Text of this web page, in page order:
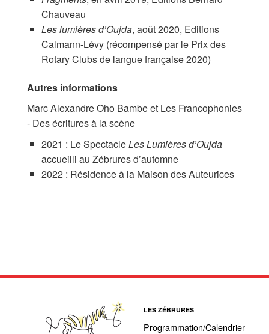
Chauveau
Les lumières d’Oujda, août 2020, Editions
Calmann-Lévy (récompensé par le Prix des
Rotary Clubs de langue française 2020)
Autres informations
Marc Alexandre Oho Bambe et Les Francophonies
- Des écritures à la scène
2021 : Le SpectacleLes Lumières d’Oujda
accueilli au Zébrures d’automne
2022 : Résidence à la Maison des Auteurices
LES ZÉBRURES
Programmation/Calendrier